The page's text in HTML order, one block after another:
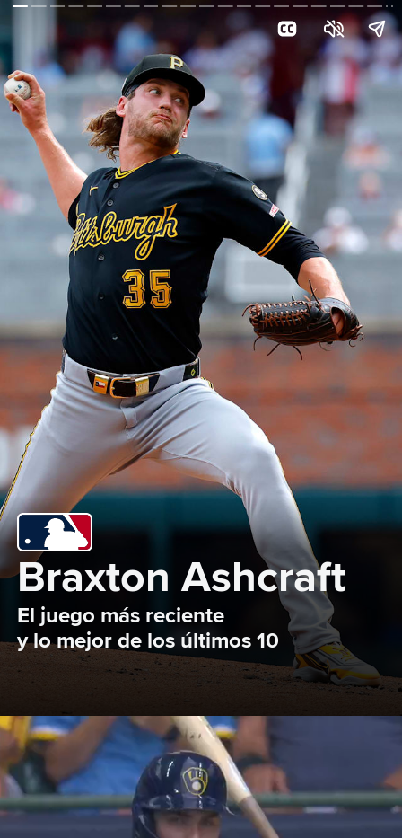
Braxton Ashcraft
El juego más reciente
y lo mejor de los últimos 10